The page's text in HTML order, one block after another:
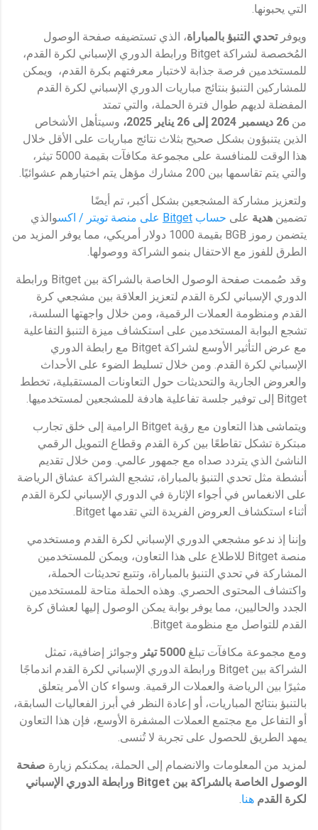
التي يحبونها.
ويوفرتحدي التنبؤ بالمباراة، الذي تستضيفه صفحة الوصول
المُخصصة لشراكة Bitget ورابطة الدوري الإسباني لكرة القدم،
للمستخدمين فرصة جذابة لاختبار معرفتهم بكرة القدم، ويمكن
للمشاركين التنبؤ بنتائج مباريات الدوري الإسباني لكرة القدم
المفضلة لديهم طوال فترة الحملة، والتي تمتد
من 26 ديسمبر 2024 إلى 26 يناير 2025، وسيتأهل الأشخاص
الذين يتنبؤون بشكل صحيح بثلاث نتائج مباريات على الأقل خلال
هذا الوقت للمنافسة على مجموعة مكافآت بقيمة 5000 تيثر،
والتي يتم تقاسمها بين 200 مشارك مؤهل يتم اختيارهم عشوائيًا.
ولتعزيز مشاركة المشجعين بشكل أكبر، تم أيضًا
تضمين هدية على حساب Bitget على منصة تويتر / اكسوالذي
يتضمن رموز BGB بقيمة 1000 دولار أمريكي، مما يوفر المزيد من
الطرق للفوز مع الاحتفال بنمو الشراكة ووصولها.
وقد صُممت صفحة الوصول الخاصة بالشراكة بين Bitget ورابطة
الدوري الإسباني لكرة القدم لتعزيز العلاقة بين مشجعي كرة
القدم ومنظومة العملات الرقمية، ومن خلال واجهتها السلسة،
تشجع البوابة المستخدمين على استكشاف ميزة التنبؤ التفاعلية
مع عرض التأثير الأوسع لشراكة Bitget مع رابطة الدوري
الإسباني لكرة القدم. ومن خلال تسليط الضوء على الأحداث
والعروض الجارية والتحديثات حول التعاونات المستقبلية، تخطط
Bitget إلى توفير جلسة تفاعلية هادفة للمشجعين لمستخدميها.
ويتماشى هذا التعاون مع رؤية Bitget الرامية إلى خلق تجارب
مبتكرة تشكل تقاطعًا بين كرة القدم وقطاع التمويل الرقمي
الناشئ الذي يتردد صداه مع جمهور عالمي. ومن خلال تقديم
أنشطة مثل تحدي التنبؤ بالمباراة، تشجع الشراكة عشاق الرياضة
على الانغماس في أجواء الإثارة في الدوري الإسباني لكرة القدم
أثناء استكشاف العروض الفريدة التي تقدمها Bitget.
وإننا إذ ندعو مشجعي الدوري الإسباني لكرة القدم ومستخدمي
منصة Bitget للاطلاع على هذا التعاون، ويمكن للمستخدمين
المشاركة في تحدي التنبؤ بالمباراة، وتتبع تحديثات الحملة،
واكتشاف المحتوى الحصري. وهذه الحملة متاحة للمستخدمين
الجدد والحاليين، مما يوفر بوابة يمكن الوصول إليها لعشاق كرة
القدم للتواصل مع منظومة Bitget.
ومع مجموعة مكافآت تبلغ 5000 تيثر وجوائز إضافية، تمثل
الشراكة بين Bitget ورابطة الدوري الإسباني لكرة القدم اندماجًا
مثيرًا بين الرياضة والعملات الرقمية. وسواء كان الأمر يتعلق
بالتنبؤ بنتائج المباريات، أو إعادة النظر في أبرز الفعاليات السابقة،
أو التفاعل مع مجتمع العملات المشفرة الأوسع، فإن هذا التعاون
يمهد الطريق للحصول على تجربة لا تُنسى.
لمزيد من المعلومات والانضمام إلى الحملة، يمكنكم زيارة صفحة
الوصول الخاصة بالشراكة بين Bitget ورابطة الدوري الإسباني
لكرة القدم هنا.